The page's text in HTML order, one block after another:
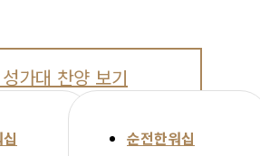
가대 찬양 보기
순전한워십